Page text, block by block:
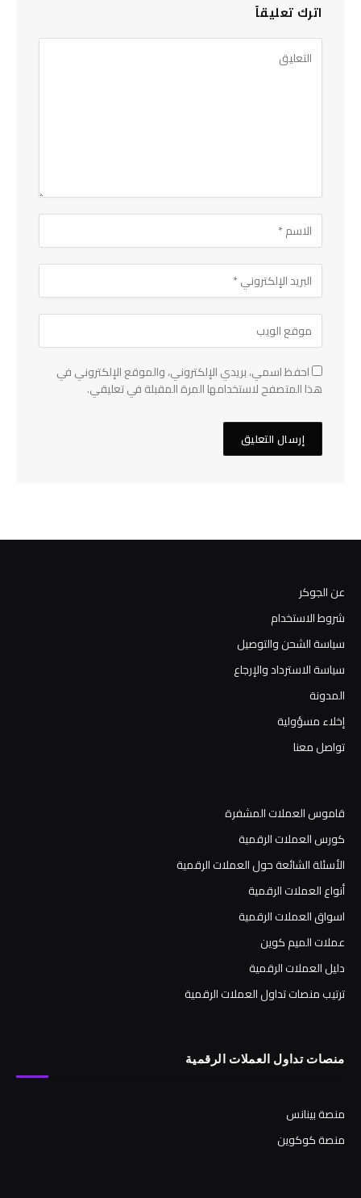
اترك تعليقاً
احفظ اسمي، بريدي الإلكتروني، والموقع الإلكتروني في
هذا المتصفح لاستخدامها المرة المقبلة في تعليقي.
عن الجوكر
شروط الاستخدام
سياسة الشحن والتوصيل
سياسة الاسترداد والإرجاع
المدونة
إخلاء مسؤولية
تواصل معنا
قاموس العملات المشفرة
كورس العملات الرقمية
الأسئلة الشائعة حول العملات الرقمية
أنواع العملات الرقمية
اسواق العملات الرقمية
عملات الميم كوين
دليل العملات الرقمية
ترتيب منصات تداول العملات الرقمية
منصات تداول العملات الرقمية
منصة بينانس
منصة كوكوين